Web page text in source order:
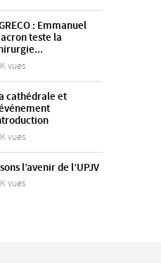
: Emmanuel
teste la
vues
cathédrale et
vues
l’avenir de l’UPJV
vues